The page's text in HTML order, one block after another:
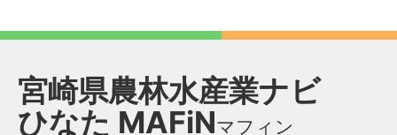
宮崎県農林水産業ナビ
ひなた MAFiNマフィン